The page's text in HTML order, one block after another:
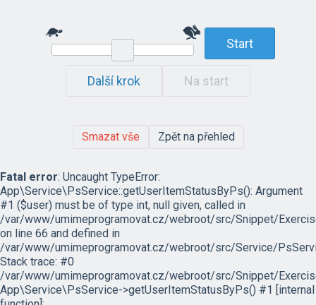
Start
Další krok Na start
Smazat vše Zpět na přehled
Fatal error: Uncaught TypeError:
App\Service\PsService::getUserItemStatusByPs(): Argument
#1 ($user) must be of type int, null given, called in
/var/www/umimeprogramovat.cz/webroot/src/Snippet/
on line 66 and defined in
/var/www/umimeprogramovat.cz/webroot/src/Service/
Stack trace: #0
/var/www/umimeprogramovat.cz/webroot/src/Snippet/
App\Service\PsService->getUserItemStatusByPs() #1 [internal